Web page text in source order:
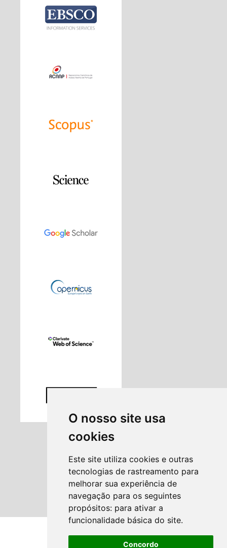
O nosso site usa
cookies
Este site utiliza cookies e outras
tecnologias de rastreamento para
melhorar sua experiência de
navegação para os seguintes
propósitos: para ativar a
funcionalidade básica do site.
Concordo